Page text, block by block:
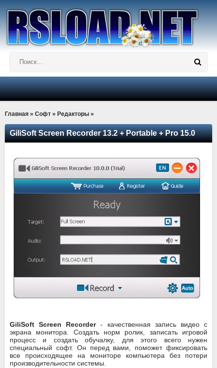
Главная » Софт » Редакторы »
GiliSoft Screen Recorder 13.2 + Portable + Pro 15.0
GiliSoft Screen Recorder- качественная запись видео с
экрана монитора. Создать норм ролик, записать игровой
процесс и создать обучалку, для этого всего нужен
специальный софт. Он перед вами, поможет фиксировать
все происходящее на мониторе компьютера без потери
производительности системы.